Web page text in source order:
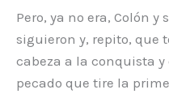
Pero, ya no era, Colón y
siguieron y, repito, que
cabeza a la conquista
pecado que tire la